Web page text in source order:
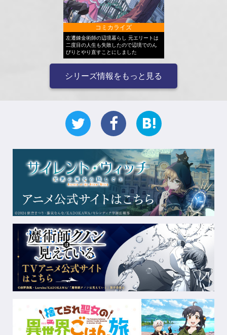
コミカライズ
左遷錬金術師の辺境暮らし 元エリートは
二度目の人生も失敗したので辺境でのん
びりとやり直すことにしました
シリーズ情報をもっと見る